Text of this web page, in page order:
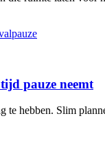
pauze neemt
te hebben. Slim